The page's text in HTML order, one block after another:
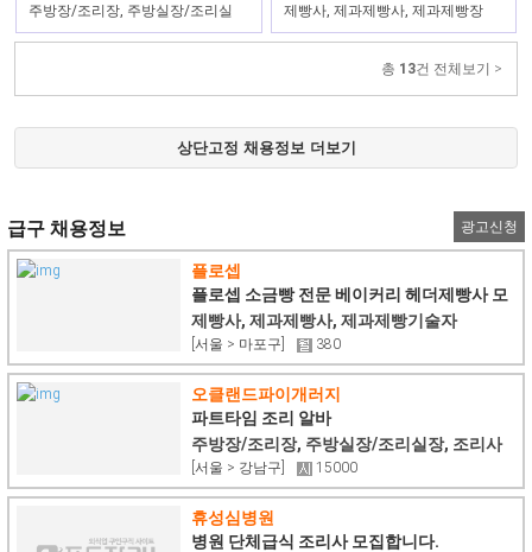
주방장/조리장, 주방실장/조리실
장, 주방부장
제빵사, 제과제빵사, 제과제빵장
총 13건 전체보기 >
상단고정 채용정보 더보기
급구 채용정보 광고신청
플로셉
플로셉 소금빵 전문 베이커리 헤더제빵사 모
집
제빵사, 제과제빵사, 제과제빵기술자
[서울 > 마포구] 380
오클랜드파이개러지
파트타임 조리 알바
주방장/조리장, 주방실장/조리실장, 조리사
[서울 > 강남구] 15000
휴성심병원
병원 단체급식 조리사 모집합니다.